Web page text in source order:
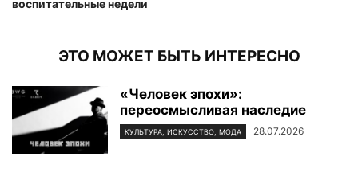
воспитательные недели
ЭТО МОЖЕТ БЫТЬ ИНТЕРЕСНО
«Человек эпохи»:
переосмысливая наследие
КУЛЬТУРА, ИСКУССТВО, МОДА 28.07.2026